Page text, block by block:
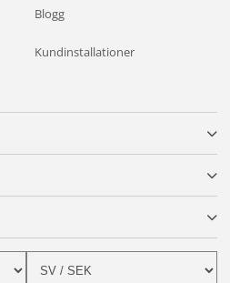
Blogg
Kundinstallationer